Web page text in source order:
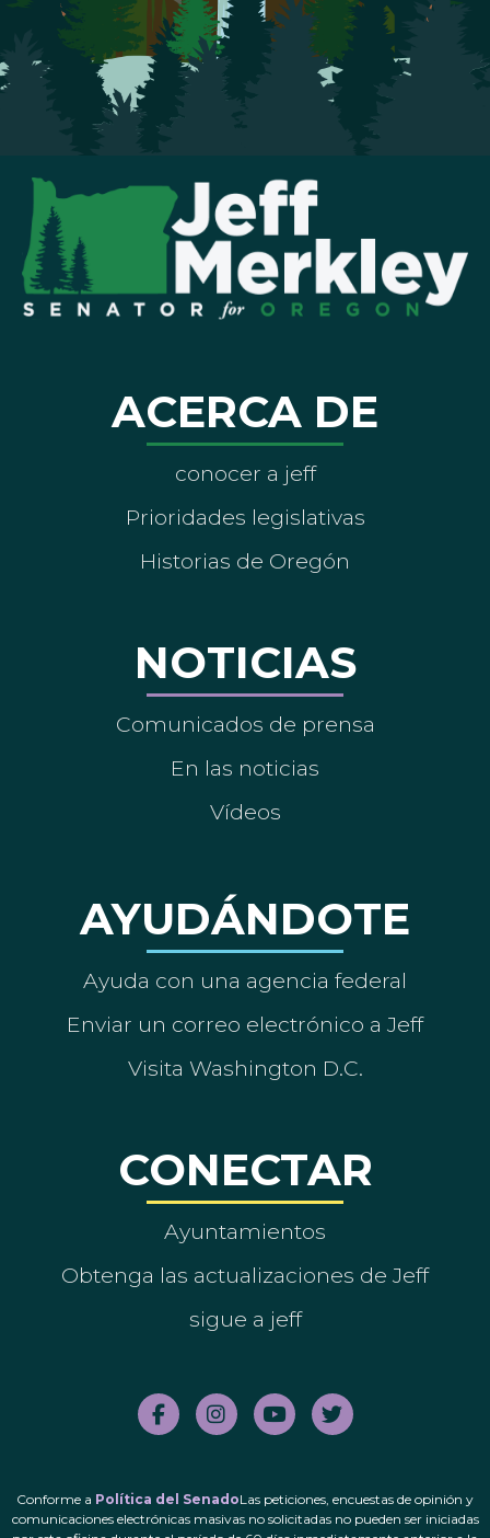
ACERCA DE
conocer a jeff
Prioridades legislativas
Historias de Oregón
NOTICIAS
Comunicados de prensa
En las noticias
Vídeos
AYUDÁNDOTE
Ayuda con una agencia federal
Enviar un correo electrónico a Jeff
Visita Washington D.C.
CONECTAR
Ayuntamientos
Obtenga las actualizaciones de Jeff
sigue a jeff
Conforme a Política del SenadoLas peticiones, encuestas de opinión y
comunicaciones electrónicas masivas no solicitadas no pueden ser iniciadas